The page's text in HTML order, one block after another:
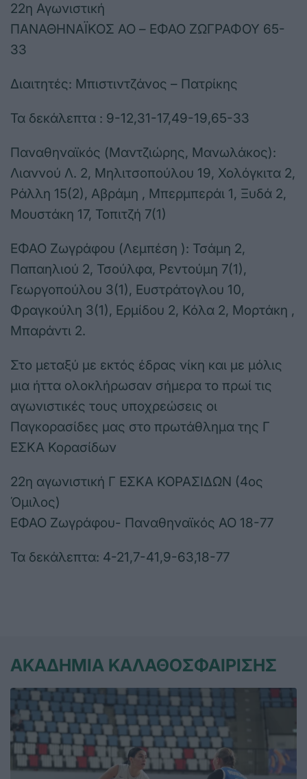
22η Αγωνιστική
ΠΑΝΑΘΗΝΑΪΚΟΣ ΑΟ – ΕΦΑΟ ΖΩΓΡΑΦΟΥ 65-
33
Διαιτητές: Μπιστιντζάνος – Πατρίκης
Τα δεκάλεπτα : 9-12,31-17,49-19,65-33
Παναθηναϊκός (Μαντζιώρης, Μανωλάκος):
Λιαννού Λ. 2, Μηλιτσοπούλου 19, Χολόγκιτα 2,
Ράλλη 15(2), Αβράμη , Μπερμπεράι 1, Ξυδά 2,
Μουστάκη 17, Τοπιτζή 7(1)
ΕΦΑΟ Ζωγράφου (Λεμπέση ): Τσάμη 2,
Παπαηλιού 2, Τσούλφα, Ρεντούμη 7(1),
Γεωργοπούλου 3(1), Ευστράτογλου 10,
Φραγκούλη 3(1), Ερμίδου 2, Κόλα 2, Μορτάκη ,
Μπαράντι 2.
Στο μεταξύ με εκτός έδρας νίκη και με μόλις
μια ήττα ολοκλήρωσαν σήμερα το πρωί τις
αγωνιστικές τους υποχρεώσεις οι
Παγκορασίδες μας στο πρωτάθλημα της Γ
ΕΣΚΑ Κορασίδων
22η αγωνιστική Γ ΕΣΚΑ ΚΟΡΑΣΙΔΩΝ (4ος
Όμιλος)
ΕΦΑΟ Ζωγράφου- Παναθηναϊκός ΑΟ 18-77
Τα δεκάλεπτα: 4-21,7-41,9-63,18-77
ΑΚΑΔΗΜΙΑ ΚΑΛΑΘΟΣΦΑΙΡΙΣΗΣ